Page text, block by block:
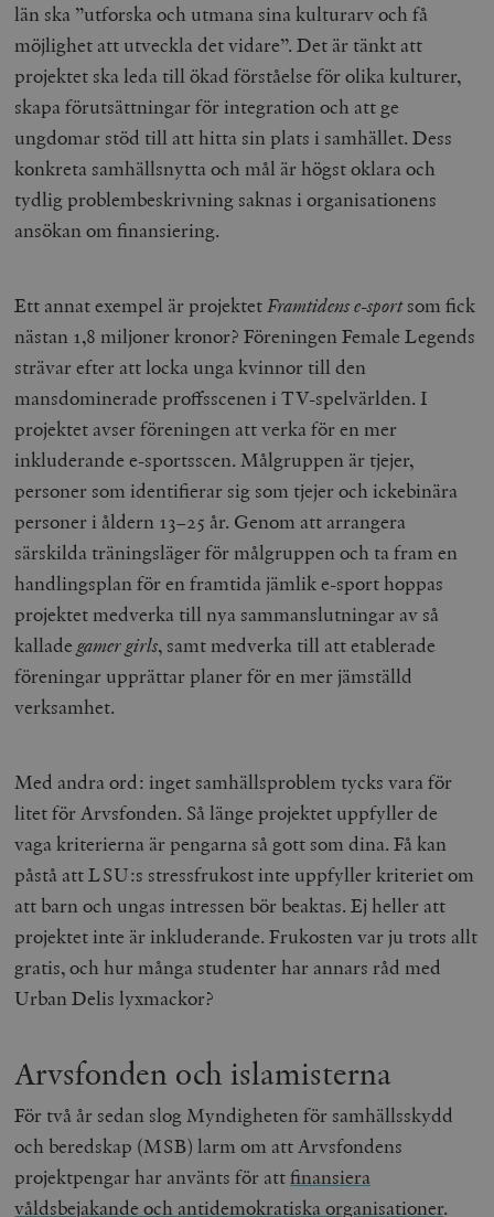
län ska ”utforska och utmana sina kulturarv och få
möjlighet att utveckla det vidare”. Det är tänkt att
projektet ska leda till ökad förståelse för olika kulturer,
skapa förutsättningar för integration och att ge
ungdomar stöd till att hitta sin plats i samhället. Dess
konkreta samhällsnytta och mål är högst oklara och
tydlig problembeskrivning saknas i organisationens
ansökan om finansiering.
Ett annat exempel är projektetFramtidens e-sportsom fick
nästan 1,8 miljoner kronor? Föreningen Female Legends
strävar efter att locka unga kvinnor till den
mansdominerade proffsscenen i TV-spelvärlden. I
projektet avser föreningen att verka för en mer
inkluderande e-sportsscen. Målgruppen är tjejer,
personer som identifierar sig som tjejer och ickebinära
personer i åldern 13–25 år. Genom att arrangera
särskilda träningsläger för målgruppen och ta fram en
handlingsplan för en framtida jämlik e-sport hoppas
projektet medverka till nya sammanslutningar av så
kalladegamer girls, samt medverka till att etablerade
föreningar upprättar planer för en mer jämställd
verksamhet.
Med andra ord: inget samhällsproblem tycks vara för
litet för Arvsfonden. Så länge projektet uppfyller de
vaga kriterierna är pengarna så gott som dina. Få kan
påstå att LSU:s stressfrukost inte uppfyller kriteriet om
att barn och ungas intressen bör beaktas. Ej heller att
projektet inte är inkluderande. Frukosten var ju trots allt
gratis, och hur många studenter har annars råd med
Urban Delis lyxmackor?
Arvsfonden och islamisterna
För två år sedan slog Myndigheten för samhällsskydd
och beredskap (MSB) larm om att Arvsfondens
projektpengar har använts för attfinansiera
våldsbejakande och antidemokratiska organisationer.